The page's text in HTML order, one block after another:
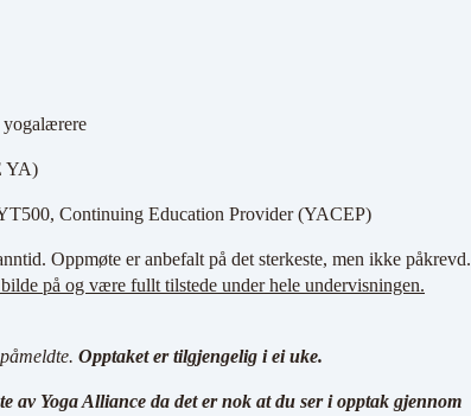
yogalærere
YA)
Continuing Education Provider (YACEP)
Oppmøte er anbefalt på det sterkeste, men ikke påkrevd.
på og være fullt tilstede under hele undervisningen.
Opptaket er tilgjengelig i ei uke.
av Yoga Alliance da det er nok at du ser i opptak gjennom